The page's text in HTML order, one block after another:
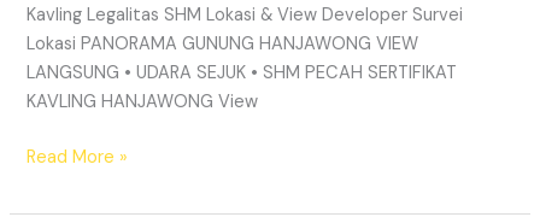
Kavling Legalitas SHM Lokasi & View Developer Survei
Lokasi PANORAMA GUNUNG HANJAWONG VIEW
LANGSUNG • UDARA SEJUK • SHM PECAH SERTIFIKAT
KAVLING HANJAWONG View
Read More »